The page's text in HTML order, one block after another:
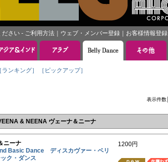
ださい - ご利用方法 ウェブ・メンバー登録 お客様情報登録
［ランキング］ ［ピックアップ］
表示件数│
& NEENA ヴェーナ＆ニーナ
ニーナ
Basic Dance ディスカヴァー・ベリ
ク・ダンス
1200円